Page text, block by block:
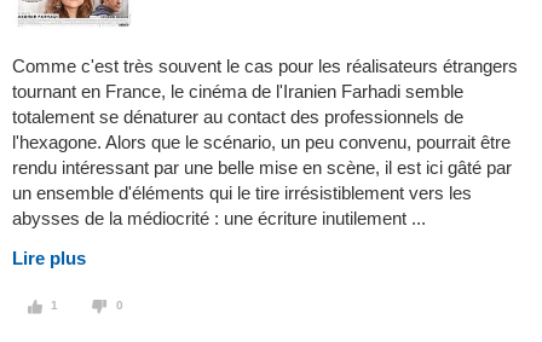
Comme c'est très souvent le cas pour les réalisateurs étrangers
tournant en France, le cinéma de l'Iranien Farhadi semble
totalement se dénaturer au contact des professionnels de
l'hexagone. Alors que le scénario, un peu convenu, pourrait être
rendu intéressant par une belle mise en scène, il est ici gâté par
un ensemble d'éléments qui le tire irrésistiblement vers les
abysses de la médiocrité : une écriture inutilement ...
Lire plus
1 0